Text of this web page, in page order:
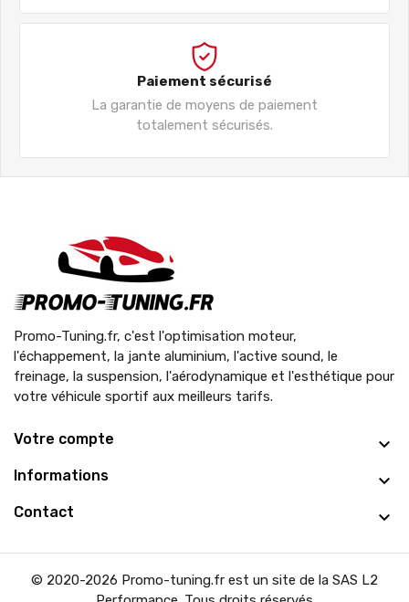
Paiement sécurisé
La garantie de moyens de paiement
totalement sécurisés.
Promo-Tuning.fr, c'est l'optimisation moteur,
l'échappement, la jante aluminium, l'active sound, le
freinage, la suspension, l'aérodynamique et l'esthétique pour
votre véhicule sportif aux meilleurs tarifs.
Votre compte
Informations
Contact
© 2020-2026 Promo-tuning.fr est un site de la SAS L2